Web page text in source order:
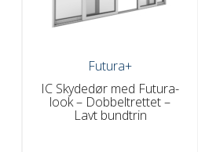
Futura+
IC Skydedør med Futura-
look – Dobbeltrettet –
Lavt bundtrin